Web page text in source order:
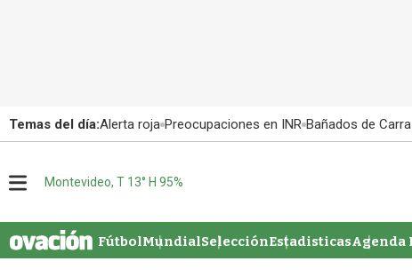
Temas del día:Alerta roja Preocupaciones en INR Bañados de
u
Montevideo, T 13° H 95%
FútbolMundialSelecciónEstadisticasAgenda